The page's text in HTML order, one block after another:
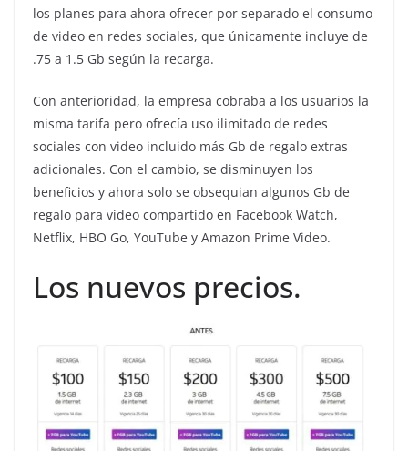
los planes para ahora ofrecer por separado el consumo
de video en redes sociales, que únicamente incluye de
.75 a 1.5 Gb según la recarga.
Con anterioridad, la empresa cobraba a los usuarios la
misma tarifa pero ofrecía uso ilimitado de redes
sociales con video incluido más Gb de regalo extras
adicionales. Con el cambio, se disminuyen los
beneficios y ahora solo se obsequian algunos Gb de
regalo para video compartido en Facebook Watch,
Netflix, HBO Go, YouTube y Amazon Prime Video.
Los nuevos precios.